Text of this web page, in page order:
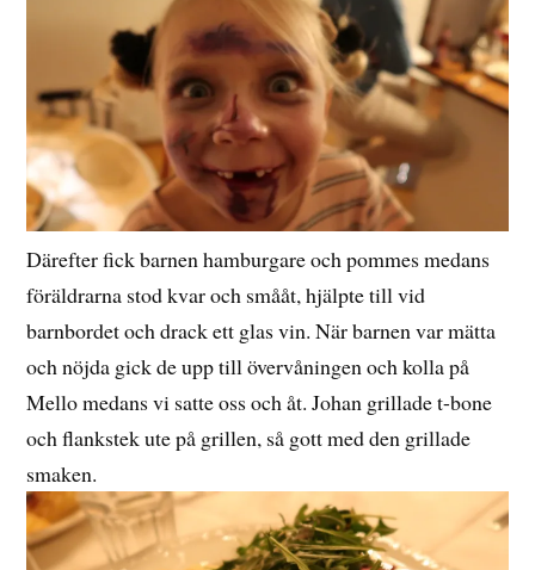
Därefter fick barnen hamburgare och pommes medans
föräldrarna stod kvar och smååt, hjälpte till vid
barnbordet och drack ett glas vin. När barnen var mätta
och nöjda gick de upp till övervåningen och kolla på
Mello medans vi satte oss och åt. Johan grillade t-bone
och flankstek ute på grillen, så gott med den grillade
smaken.